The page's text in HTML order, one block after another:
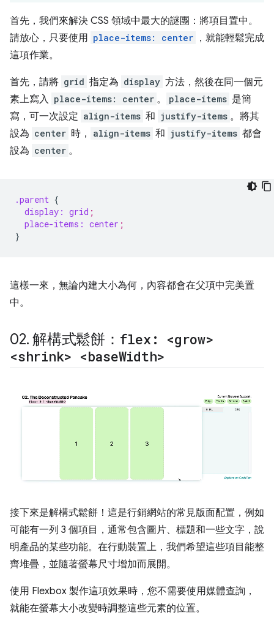
首先，我們來解決 CSS 領域中最大的謎團：將項目置中。
請放心，只要使用 place-items: center ，就能輕鬆完成
這項作業。
首先，請將 grid 指定為 display 方法，然後在同一個元
素上寫入 place-items: center 。 place-items 是簡
寫，可一次設定 align-items 和 justify-items 。將其
設為 center 時， align-items 和 justify-items 都會
設為 center 。
.parent {
display: grid ;
place-items: center ;
}
這樣一來，無論內建大小為何，內容都會在父項中完美置
中。
02. 解構式鬆餅： flex: <grow>
<shrink> <baseWidth>
接下來是解構式鬆餅！這是行銷網站的常見版面配置，例如
可能有一列 3 個項目，通常包含圖片、標題和一些文字，說
明產品的某些功能。在行動裝置上，我們希望這些項目能整
齊堆疊，並隨著螢幕尺寸增加而展開。
使用 Flexbox 製作這項效果時，您不需要使用媒體查詢，
就能在螢幕大小改變時調整這些元素的位置。